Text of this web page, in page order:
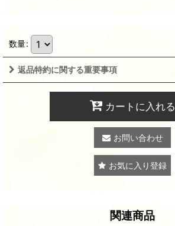
数量:
返品特約に関する重要事項
カートに入れる
お問い合わせ
お気に入り登録
関連商品